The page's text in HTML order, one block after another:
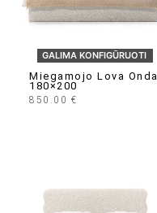
GALIMA KONFIGŪRUOTI
Miegamojo Lova Onda
180×200
850.00 €